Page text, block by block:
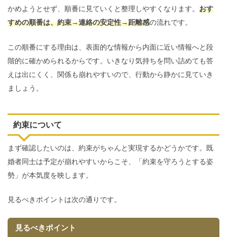
かめようとせず、順番に見ていくと整理しやすくなります。 おす
すめの順番は、約束→連絡の安定性→距離感の流れです。
この順番にする理由は、表面的な情報から内面に近い情報へと段
階的に確かめられるからです。いきなり気持ちを問い詰めても答
えは出にくく、関係も崩れやすいので、行動から静かに見ていき
ましょう。
約束について
まず確認したいのは、約束がちゃんと実現するかどうかです。既
婚者同士は予定が崩れやすいからこそ、「約束を守ろうとする姿
勢」が本気度を映します。
見るべきポイントは次の通りです。
見るべきポイント